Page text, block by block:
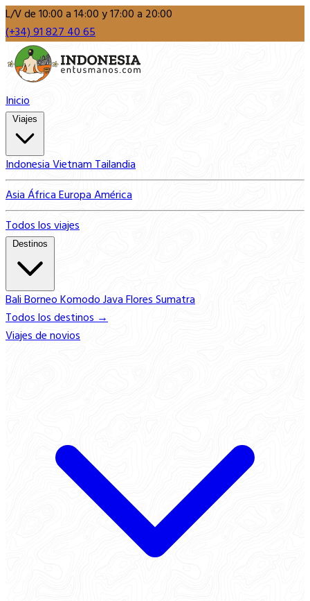
L/V de 10:00 a 14:00 y 17:00 a 20:00
(+34) 91 827 40 65
Inicio
IndonesiaVietnamTailandia
AsiaÁfricaEuropaAmérica
Todos los viajes
BaliBorneoKomodoJavaFloresSumatra
Todos los destinos →
Viajes de novios